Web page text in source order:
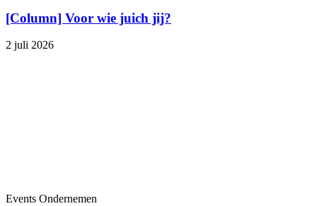
[Column] Voor wie juich jij?
2 juli 2026
Events Ondernemen